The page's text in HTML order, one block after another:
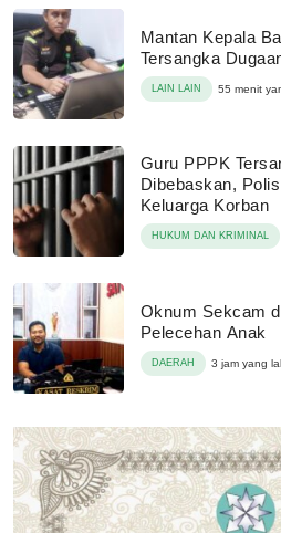
Mantan Kepala
Tersangka
LAIN LAIN 55 menit
Guru PPPK
Dibebaskan,
Keluarga Korban
HUKUM DAN KRIMINAL
Oknum Sekcam
Pelecehan Anak
DAERAH 3 jam yang